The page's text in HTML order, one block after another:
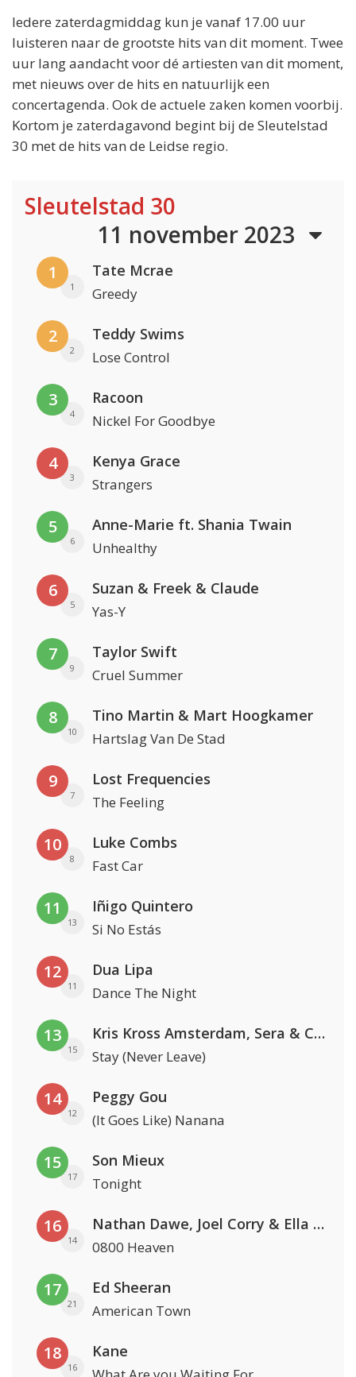
Iedere zaterdagmiddag kun je vanaf 17.00 uur
luisteren naar de grootste hits van dit moment. Twee
uur lang aandacht voor dé artiesten van dit moment,
met nieuws over de hits en natuurlijk een
concertagenda. Ook de actuele zaken komen voorbij.
Kortom je zaterdagavond begint bij de Sleutelstad
30 met de hits van de Leidse regio.
Sleutelstad 30
11 november 2023
1
1
Tate Mcrae
Greedy
2
2
Teddy Swims
Lose Control
3
4
Racoon
Nickel For Goodbye
4
3
Kenya Grace
Strangers
5
6
Anne-Marie ft. Shania Twain
Unhealthy
6
5
Suzan & Freek & Claude
Yas-Y
7
9
Taylor Swift
Cruel Summer
8
10
Tino Martin & Mart Hoogkamer
Hartslag Van De Stad
9
7
Lost Frequencies
The Feeling
10
8
Luke Combs
Fast Car
11
13
Iñigo Quintero
Si No Estás
12
11
Dua Lipa
Dance The Night
13
15
Kris Kross Amsterdam, Sera & Conor Maynard
Stay (Never Leave)
14
12
Peggy Gou
(It Goes Like) Nanana
15
17
Son Mieux
Tonight
16
14
Nathan Dawe, Joel Corry & Ella Henderson
0800 Heaven
17
21
Ed Sheeran
American Town
18
16
Kane